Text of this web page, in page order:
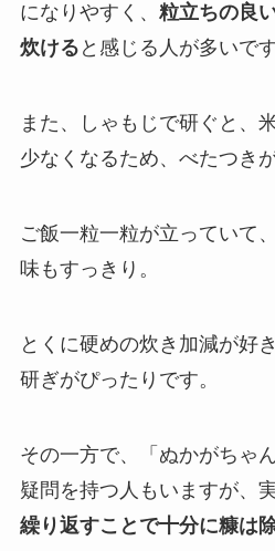
になりやすく、 粒立ちの良
炊ける と感じる人が多いです
また、しゃもじで研ぐと、
少なくなるため、べたつき
ご飯一粒一粒が立っていて
味もすっきり。
とくに硬めの炊き加減が好
研ぎがぴったりです。
その一方で、「ぬかがちゃ
疑問を持つ人もいますが、
繰り返すことで十分に糠は